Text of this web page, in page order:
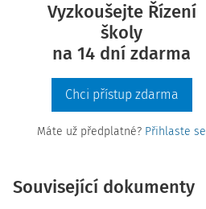
Vyzkoušejte Řízení
školy
na 14 dní zdarma
Chci přístup zdarma
Máte už předplatné? Přihlaste se
Související dokumenty